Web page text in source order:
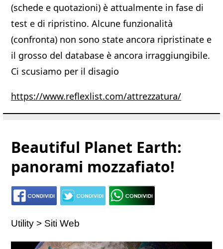
(schede e quotazioni) è attualmente in fase di
test e di ripristino. Alcune funzionalità
(confronta) non sono state ancora ripristinate e
il grosso del database è ancora irraggiungibile.
Ci scusiamo per il disagio
https://www.reflexlist.com/attrezzatura/
Beautiful Planet Earth:
panorami mozzafiato!
Utility > Siti Web